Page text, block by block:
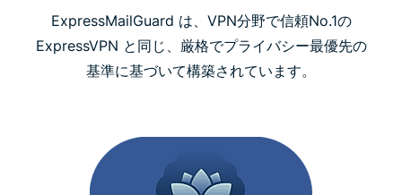
ExpressMailGuard は、VPN分野で信頼No.1の
ExpressVPN と同じ、厳格でプライバシー最優先の
基準に基づいて構築されています。